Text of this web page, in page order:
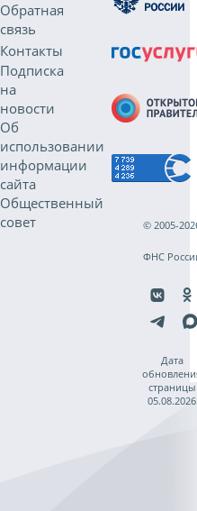
Обратная
связь
Контакты
Подписка
на
новости
Об
использовании
информации
сайта
Общественный
совет
© 2005-
ФНС
Дата
страницы
05.08.2026